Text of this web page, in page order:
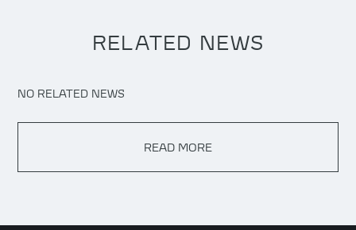
RELATED NEWS
NO RELATED NEWS
READ MORE